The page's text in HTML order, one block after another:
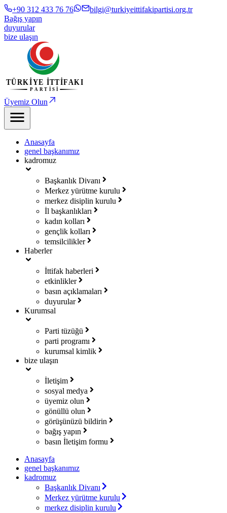
+90 312 433 76 76
bilgi@turkiyeittifakipartisi.org.tr
Bağış yapın
duyurular
bize ulaşın
Üyemiz Olun
Anasayfa
genel başkanımız
kadromuz
Başkanlık Divanı
Merkez yürütme kurulu
merkez disiplin kurulu
İl başkanlıkları
kadın kolları
gençlik kolları
temsilcilikler
Haberler
İttifak haberleri
etkinlikler
basın açıklamaları
duyurular
Kurumsal
Parti tüzüğü
parti programı
kurumsal kimlik
bize ulaşın
İletişim
sosyal medya
üyemiz olun
gönüllü olun
görüşünüzü bildirin
bağış yapın
basın İletişim formu
Anasayfa
genel başkanımız
kadromuz
Başkanlık Divanı
Merkez yürütme kurulu
merkez disiplin kurulu